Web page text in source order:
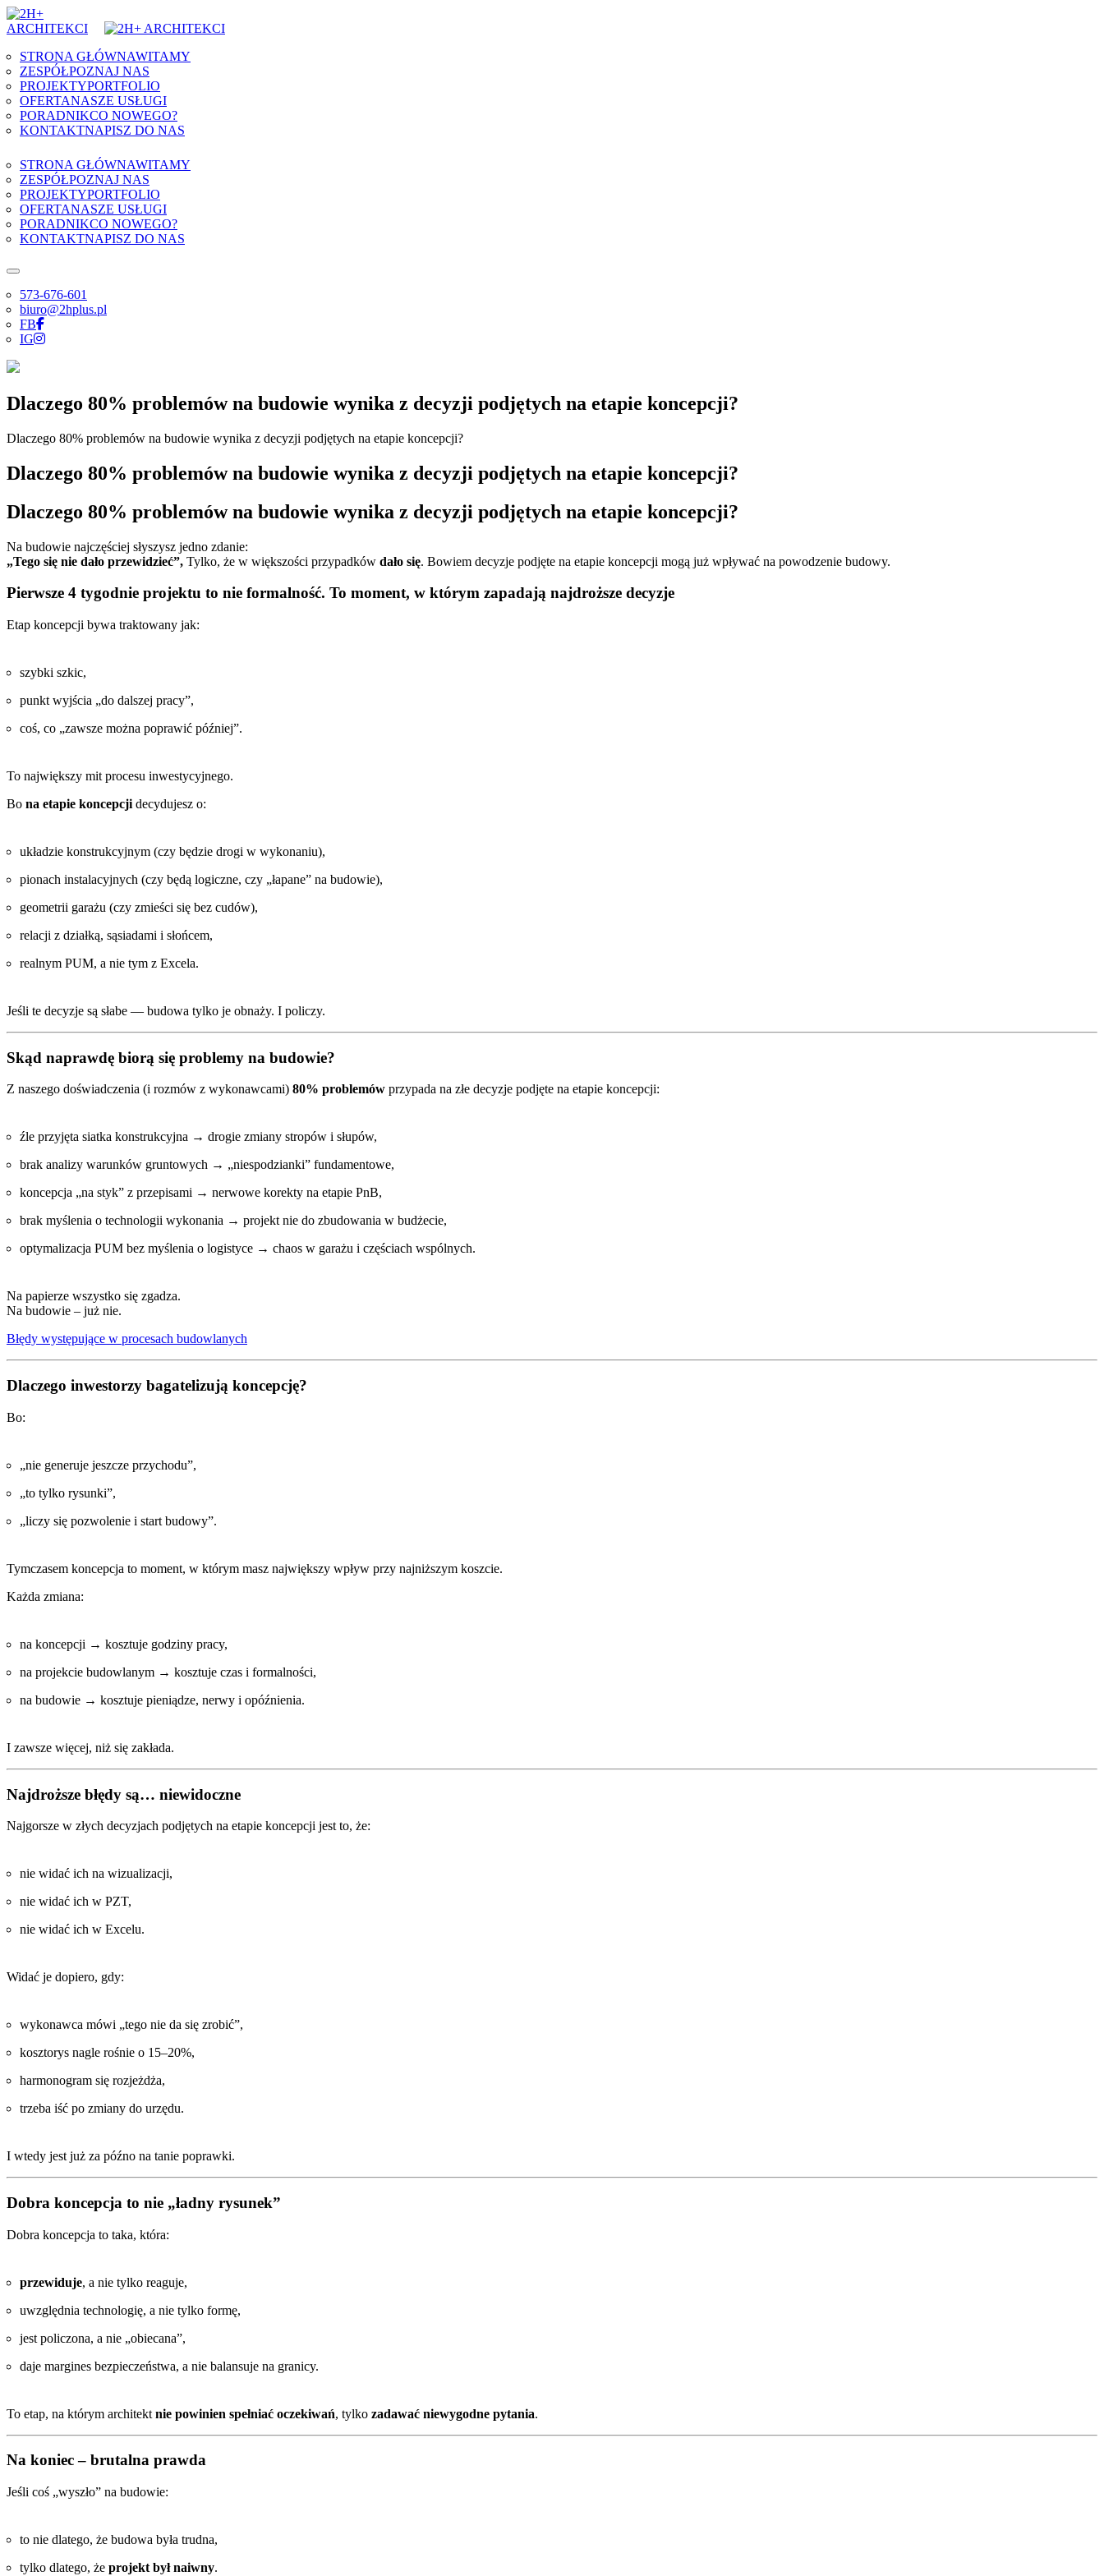
Skip to content
STRONA GŁÓWNAWITAMY
ZESPÓŁPOZNAJ NAS
PROJEKTYPORTFOLIO
OFERTANASZE USŁUGI
PORADNIKCO NOWEGO?
KONTAKTNAPISZ DO NAS
STRONA GŁÓWNAWITAMY
ZESPÓŁPOZNAJ NAS
PROJEKTYPORTFOLIO
OFERTANASZE USŁUGI
PORADNIKCO NOWEGO?
KONTAKTNAPISZ DO NAS
573-676-601
biuro@2hplus.pl
FB
IG
Dlaczego 80% problemów na budowie wynika z decyzji podjętych na etapie koncepcji?
Dlaczego 80% problemów na budowie wynika z decyzji podjętych na etapie koncepcji?
Dlaczego 80% problemów na budowie wynika z decyzji podjętych na etapie koncepcji?
Dlaczego 80% problemów na budowie wynika z decyzji podjętych na etapie koncepcji?
Na budowie najczęściej słyszysz jedno zdanie:
„Tego się nie dało przewidzieć”, Tylko, że w większości przypadków dało się. Bowiem decyzje podjęte na etapie koncepcji mogą już wpływać na powodzenie budowy.
Pierwsze 4 tygodnie projektu to nie formalność. To moment, w którym zapadają najdroższe decyzje
Etap koncepcji bywa traktowany jak:
szybki szkic,
punkt wyjścia „do dalszej pracy”,
coś, co „zawsze można poprawić później”.
To największy mit procesu inwestycyjnego.
Bo na etapie koncepcji decydujesz o:
układzie konstrukcyjnym (czy będzie drogi w wykonaniu),
pionach instalacyjnych (czy będą logiczne, czy „łapane” na budowie),
geometrii garażu (czy zmieści się bez cudów),
relacji z działką, sąsiadami i słońcem,
realnym PUM, a nie tym z Excela.
Jeśli te decyzje są słabe — budowa tylko je obnaży. I policzy.
Skąd naprawdę biorą się problemy na budowie?
Z naszego doświadczenia (i rozmów z wykonawcami) 80% problemów przypada na złe decyzje podjęte na etapie koncepcji:
źle przyjęta siatka konstrukcyjna → drogie zmiany stropów i słupów,
brak analizy warunków gruntowych → „niespodzianki” fundamentowe,
koncepcja „na styk” z przepisami → nerwowe korekty na etapie PnB,
brak myślenia o technologii wykonania → projekt nie do zbudowania w budżecie,
optymalizacja PUM bez myślenia o logistyce → chaos w garażu i częściach wspólnych.
Na papierze wszystko się zgadza.
Na budowie – już nie.
Błędy występujące w procesach budowlanych
Dlaczego inwestorzy bagatelizują koncepcję?
Bo:
„nie generuje jeszcze przychodu”,
„to tylko rysunki”,
„liczy się pozwolenie i start budowy”.
Tymczasem koncepcja to moment, w którym masz największy wpływ przy najniższym koszcie.
Każda zmiana:
na koncepcji → kosztuje godziny pracy,
na projekcie budowlanym → kosztuje czas i formalności,
na budowie → kosztuje pieniądze, nerwy i opóźnienia.
I zawsze więcej, niż się zakłada.
Najdroższe błędy są… niewidoczne
Najgorsze w złych decyzjach podjętych na etapie koncepcji jest to, że:
nie widać ich na wizualizacji,
nie widać ich w PZT,
nie widać ich w Excelu.
Widać je dopiero, gdy:
wykonawca mówi „tego nie da się zrobić”,
kosztorys nagle rośnie o 15–20%,
harmonogram się rozjeżdża,
trzeba iść po zmiany do urzędu.
I wtedy jest już za późno na tanie poprawki.
Dobra koncepcja to nie „ładny rysunek”
Dobra koncepcja to taka, która:
przewiduje, a nie tylko reaguje,
uwzględnia technologię, a nie tylko formę,
jest policzona, a nie „obiecana”,
daje margines bezpieczeństwa, a nie balansuje na granicy.
To etap, na którym architekt nie powinien spełniać oczekiwań, tylko zadawać niewygodne pytania.
Na koniec – brutalna prawda
Jeśli coś „wyszło” na budowie:
to nie dlatego, że budowa była trudna,
tylko dlatego, że projekt był naiwny.